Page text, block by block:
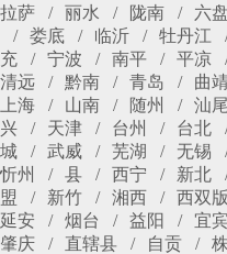
拉萨
丽水 陇南 六
娄底
临沂 牡丹江
充
宁波 南平 平凉
清远
黔南 青岛 曲靖
上海
山南 随州 汕尾
兴
天津 台州 台北
城
武威 芜湖 无锡
忻州
县 西宁 新北
盟
新竹 湘西 西双
延安
烟台 益阳 宜
肇庆
直辖县 自贡